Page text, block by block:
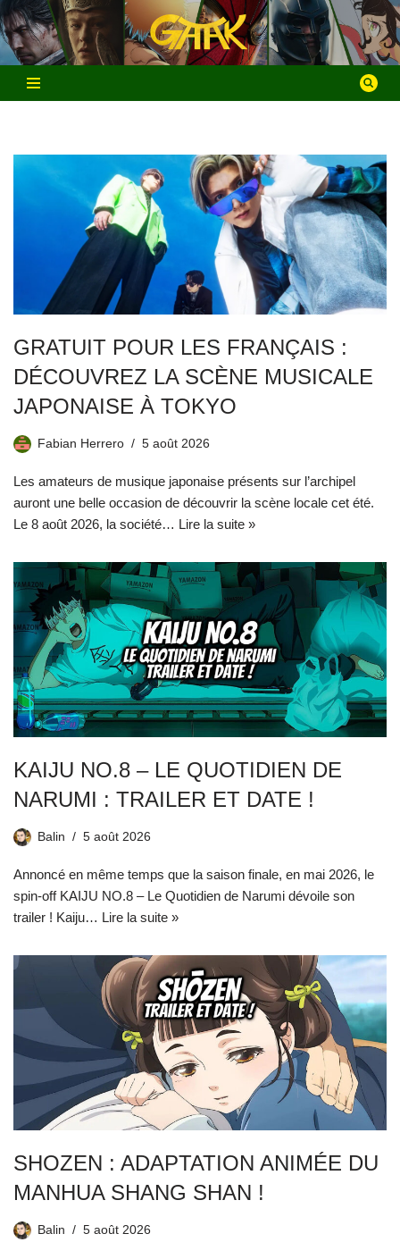
Aller
au
contenu
GRATUIT POUR LES FRANÇAIS :
DÉCOUVREZ LA SCÈNE MUSICALE
JAPONAISE À TOKYO
Fabian Herrero 5 août 2026
Les amateurs de musique japonaise présents sur l’archipel
auront une belle occasion de découvrir la scène locale cet été.
Le 8 août 2026, la société… Lire la suite »
KAIJU NO.8 – LE QUOTIDIEN DE
NARUMI : TRAILER ET DATE !
Balin 5 août 2026
Annoncé en même temps que la saison finale, en mai 2026, le
spin-off KAIJU NO.8 – Le Quotidien de Narumi dévoile son
trailer ! Kaiju… Lire la suite »
SHOZEN : ADAPTATION ANIMÉE DU
MANHUA SHANG SHAN !
Balin 5 août 2026